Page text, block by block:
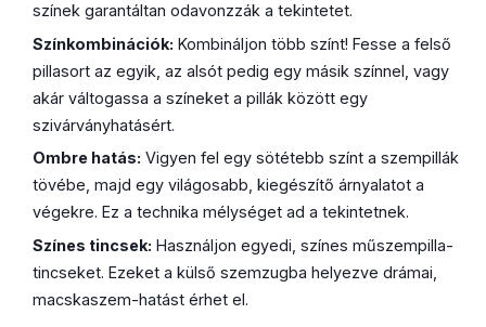
színek garantáltan odavonzzák a tekintetet.
Színkombinációk: Kombináljon több színt! Fesse a felső
pillasort az egyik, az alsót pedig egy másik színnel, vagy
akár váltogassa a színeket a pillák között egy
szivárványhatásért.
Ombre hatás: Vigyen fel egy sötétebb színt a szempillák
tövébe, majd egy világosabb, kiegészítő árnyalatot a
végekre. Ez a technika mélységet ad a tekintetnek.
Színes tincsek: Használjon egyedi, színes műszempilla-
tincseket. Ezeket a külső szemzugba helyezve drámai,
macskaszem-hatást érhet el.